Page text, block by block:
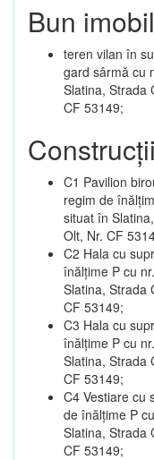
Bun
teren vilan în
gard sârmă cu
Slatina, Strada
CF 53149;
C1 Pavilion
regim de
situat în
Olt, Nr. CF
C2 Hala cu
înălțime P cu
Slatina, Strada
CF 53149;
C3 Hala cu
înălțime P cu
Slatina, Strada
CF 53149;
C4 Vestiare cu
de înălțime P
Slatina, Strada
CF 53149;